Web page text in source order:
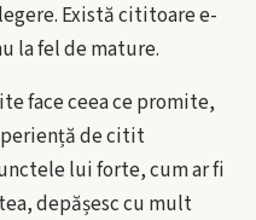
Există cititoare e-
la fel de mature.
face ceea ce promite,
de citit
lui forte, cum ar fi
depășesc cu mult